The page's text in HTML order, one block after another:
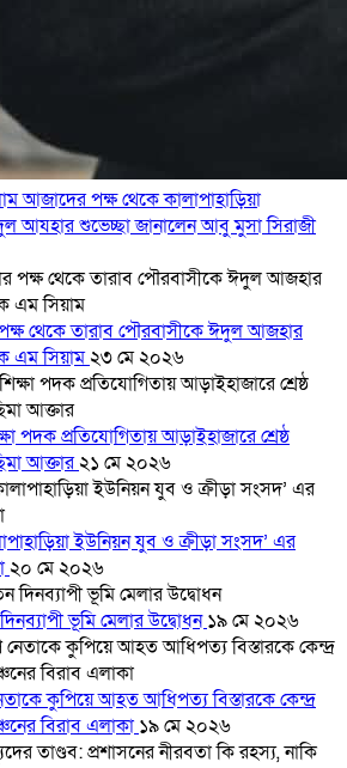
পক্ষ থেকে কালাপাহাড়িয়া
আযহার শুভেচ্ছা জানালেন আবু মুসা সিরাজী
থেকে তারাব পৌরবাসীকে ঈদুল আজহার
এম সিয়াম২৩ মে ২০২৬
পদক প্রতিযোগিতায় আড়াইহাজারে শ্রেষ্ঠ
আক্তার২১ মে ২০২৬
ইউনিয়ন যুব ও ক্রীড়া সংসদ’ এর
২০ মে ২০২৬
ভূমি মেলার উদ্বোধন১৯ মে ২০২৬
কুপিয়ে আহত আধিপত্য বিস্তারকে কেন্দ্র
বিরাব এলাকা ১৯ মে ২০২৬